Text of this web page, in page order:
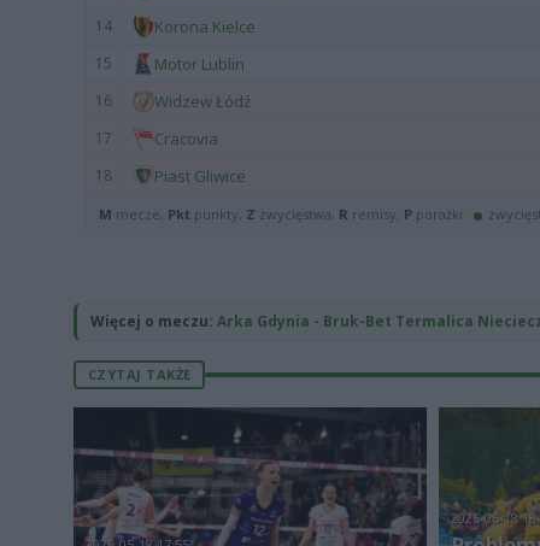
Więcej o meczu: Arka Gdynia - Bruk-Bet Termalica
CZYTAJ TAKŻE
2026-05-18